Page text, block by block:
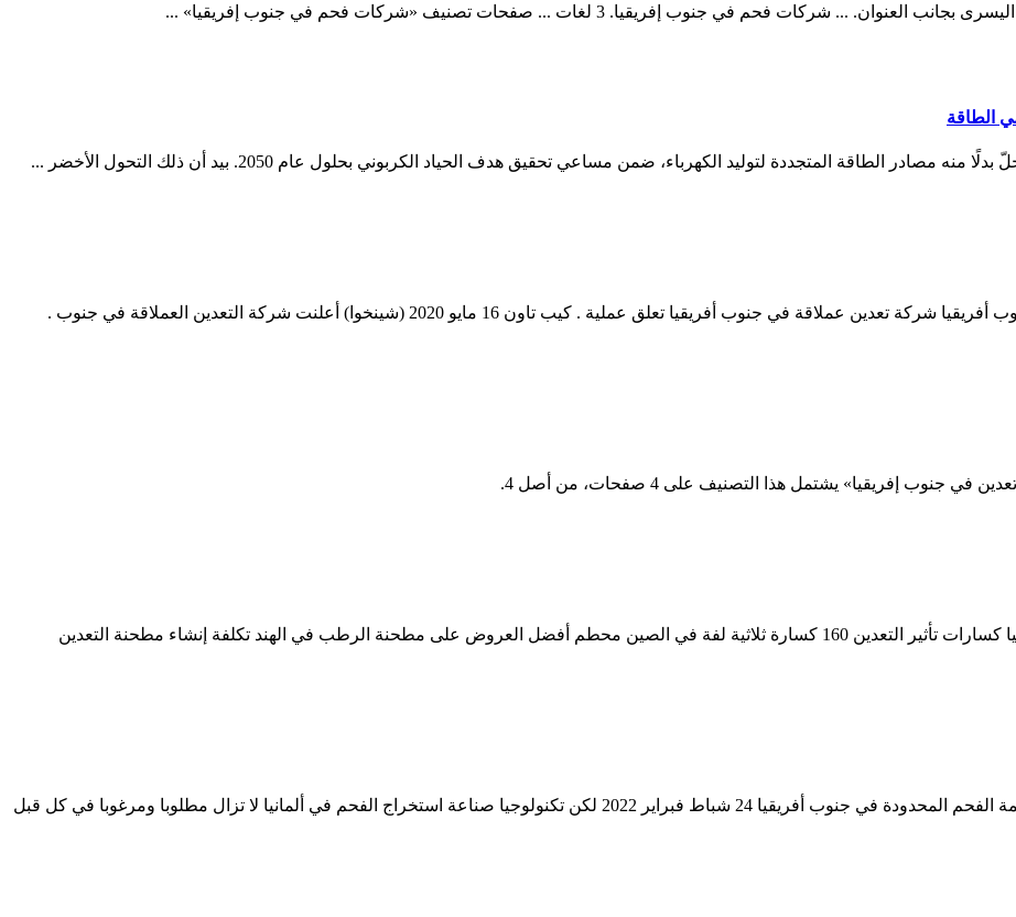
فحم في جنوب إفريقيا. 3 لغات ... صفحات تصنيف «شركات فحم في جنوب إفريقيا» ...
الطاقة
الطاقة المتجددة لتوليد الكهرباء، ضمن مساعي تحقيق هدف الحياد الكربوني بحلول عام 2050. بيد أن ذلك التحول الأخضر ...
شركات التعدين الرخام في أفريقيا. شركات قانون التعدين في جنوب أفريقيا شركة تعدين عملاقة في جنوب أفريقيا تعلق عملية . كيب تاون 16 مايو 2020 (شينخوا) أعلنت شركة التعدين العملاقة في جنوب .
جيبوتي معدات تعدين الفحم. معدات تعدين الفحم في جنوب أفريقيا كسارات تأثير التعدين 160 كسارة ثلاثية لفة في الصين محطم أفضل العروض على مطحنة الرطب في الهند تكلفة إنشاء مطحنة التعدين
قائمة الفحم في جنوب أفريقيا. تعدين الفحم في جنوب أفريقيا قائمة الفحم المحدودة في جنوب أفريقيا 24 شباط فبراير 2022 لكن تكنولوجيا صناعة استخراج الفحم في ألمانيا لا تزال مطلوبا ومرغوبا في كل قبل